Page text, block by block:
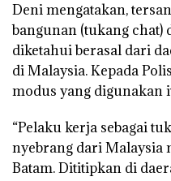
Deni mengatakan,
bangunan (tukang chat)
diketahui berasal dari
di Malaysia. Kepada
modus yang digunakan
“Pelaku kerja sebagai
nyebrang dari Malaysia
Batam. Dititipkan di